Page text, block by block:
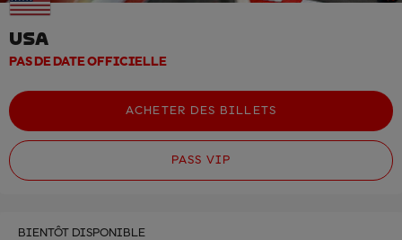
USA
PAS DE DATE OFFICIELLE
ACHETER DES BILLETS
PASS VIP
BIENTÔT DISPONIBLE